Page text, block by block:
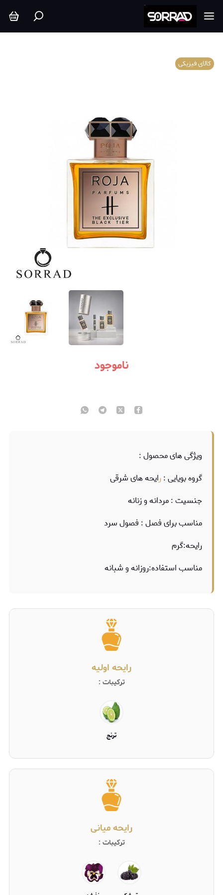
کالای فیزیکی
ناموجود
ویژگی های محصول :
گروه بویایی :رایحه های شرقی
جنسیت : مردانه و زنانه
مناسب برای فصل : فصول سرد
رایحه:گرم
مناسب استفاده:روزانه و شبانه
رایحه اولیه
ترکیبات :
ترنج
رایحه میانی
ترکیبات :